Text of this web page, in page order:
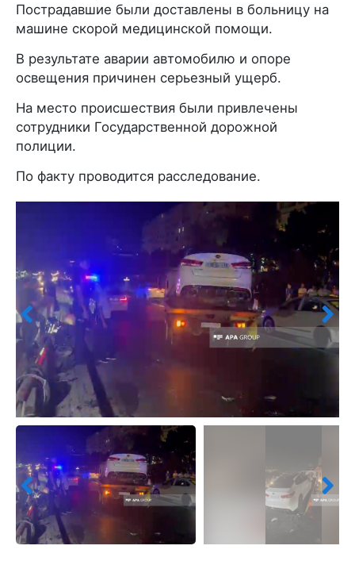
Пострадавшие были доставлены в больницу на
машине скорой медицинской помощи.
В результате аварии автомобилю и опоре
освещения причинен серьезный ущерб.
На место происшествия были привлечены
сотрудники Государственной дорожной
полиции.
По факту проводится расследование.